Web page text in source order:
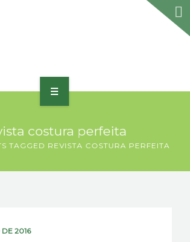
costura perfeita
TAGGED REVISTA COSTURA PERFEITA
2016